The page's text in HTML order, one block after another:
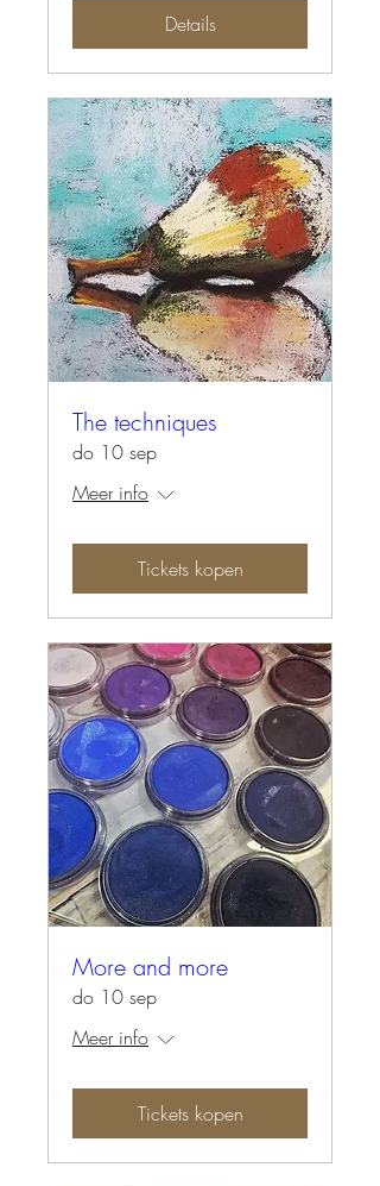
Details
The techniques
do 10 sep
Meer info
Tickets kopen
More and more
do 10 sep
Meer info
Tickets kopen